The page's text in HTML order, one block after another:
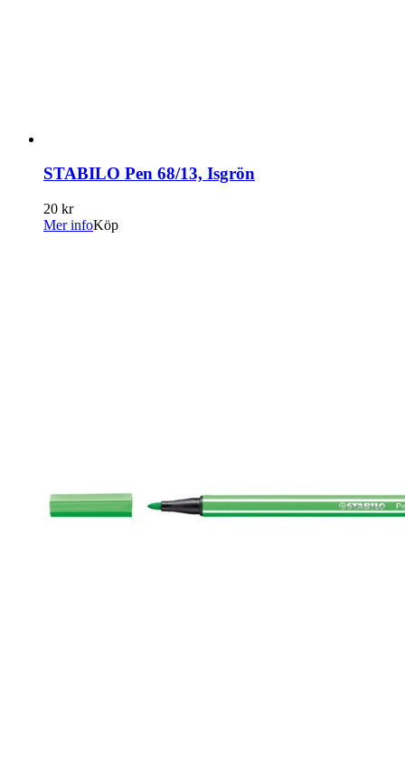
STABILO Pen 68/13, Isgrön
20 kr
Mer infoKöp